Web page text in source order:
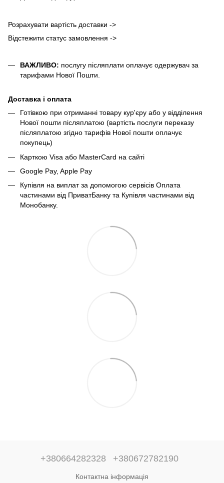
Розрахувати вартість доставки ->
Відстежити статус замовлення ->
ВАЖЛИВО: послугу післяплати оплачує одержувач за
тарифами Нової Пошти.
Доставка і оплата
Готівкою при отриманні товару кур'єру або у відділення
Нової пошти післяплатою (вартість послуги переказу
післяплатою згідно тарифів Нової пошти оплачує
покупець)
Карткою Visa або MasterCard на сайті
Google Pay, Apple Pay
Купівля на виплат за допомогою сервісів Оплата
частинами від ПриватБанку та Купівля частинами від
Монобанку.
+380664282328 +380672782190
Контактна інформація